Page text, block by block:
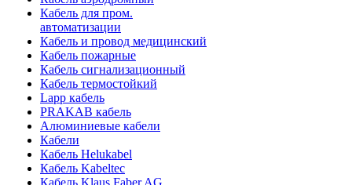
Кабель для пром.
автоматизации
Кабель и провод медицинский
Кабель пожарные
Кабель сигнализационный
Кабель термостойкий
Lapp кабель
PRAKAB кабель
Алюминиевые кабели
Кабели
Кабель Helukabel
Кабель Kabeltec
Кабель Klaus Faber AG